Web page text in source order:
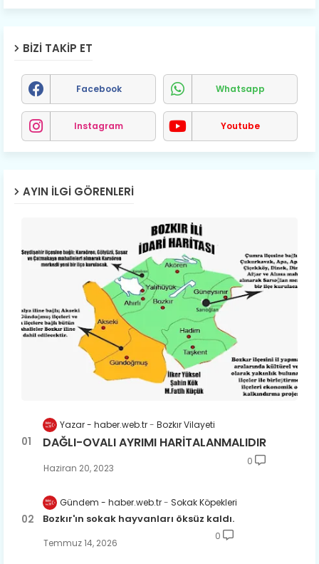
BIZI TAKIP ET
Facebook Whatsapp
Instagram Youtube
AYIN İLGI GÖRENLERI
Yazar - haber.web.tr Bozkır Vilayeti
DAĞLI-OVALI AYRIMI HARİTALANMALIDIR
Haziran 20, 2023
0
Gündem - haber.web.tr Sokak Köpekleri
Bozkır'ın sokak hayvanları öksüz kaldı.
Temmuz 14, 2026
0